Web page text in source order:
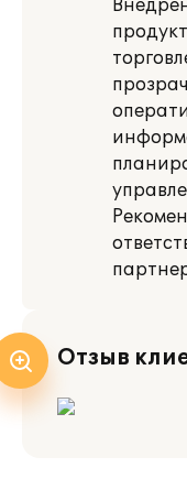
Отзыв